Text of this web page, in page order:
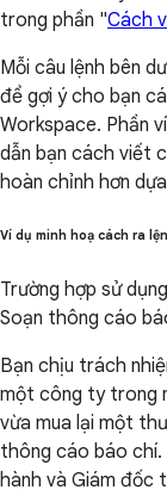
trong phần "Cách
Mỗi câu lệnh bên
để gợi ý cho bạn
Workspace. Phần
dẫn bạn cách viết
hoàn chỉnh hơn
Ví dụ minh hoạ cách ra
Trường hợp sử
Soạn thông cáo
Bạn chịu trách
một công ty trong
vừa mua lại một
thông cáo báo chí.
hành và Giám đốc